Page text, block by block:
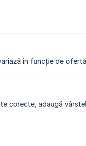
în funcție de
corecte, adaugă